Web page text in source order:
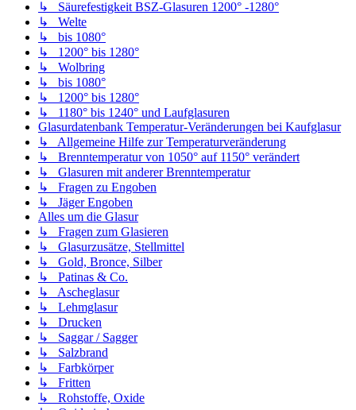
↳ Säurefestigkeit BSZ-Glasuren 1200° -1280°
↳ Welte
↳ bis 1080°
↳ 1200° bis 1280°
↳ Wolbring
↳ bis 1080°
↳ 1200° bis 1280°
↳ 1180° bis 1240° und Laufglasuren
Glasurdatenbank Temperatur-Veränderungen bei Kaufglasur
↳ Allgemeine Hilfe zur Temperaturveränderung
↳ Brenntemperatur von 1050° auf 1150° verändert
↳ Glasuren mit anderer Brenntemperatur
↳ Fragen zu Engoben
↳ Jäger Engoben
Alles um die Glasur
↳ Fragen zum Glasieren
↳ Glasurzusätze, Stellmittel
↳ Gold, Bronce, Silber
↳ Patinas & Co.
↳ Ascheglasur
↳ Lehmglasur
↳ Drucken
↳ Saggar / Sagger
↳ Salzbrand
↳ Farbkörper
↳ Fritten
↳ Rohstoffe, Oxide